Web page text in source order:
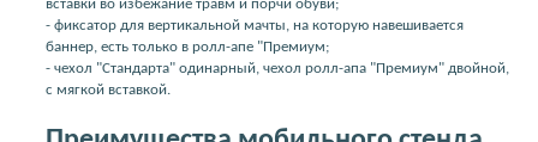
вставки во избежание травм и порчи обуви;
- фиксатор для вертикальной мачты, на которую навешивается
баннер, есть только в ролл-апе "Премиум;
- чехол "Стандарта" одинарный, чехол ролл-апа "Премиум" двойной,
с мягкой вставкой.